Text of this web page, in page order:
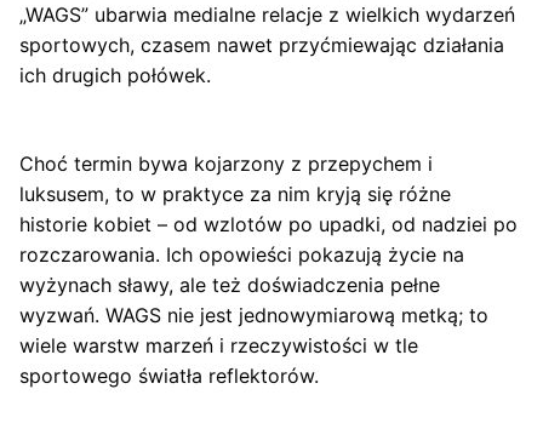
„WAGS” ubarwia medialne relacje z wielkich wydarzeń
sportowych, czasem nawet przyćmiewając działania
ich drugich połówek.
Choć termin bywa kojarzony z przepychem i
luksusem, to w praktyce za nim kryją się różne
historie kobiet – od wzlotów po upadki, od nadziei po
rozczarowania. Ich opowieści pokazują życie na
wyżynach sławy, ale też doświadczenia pełne
wyzwań. WAGS nie jest jednowymiarową metką; to
wiele warstw marzeń i rzeczywistości w tle
sportowego światła reflektorów.